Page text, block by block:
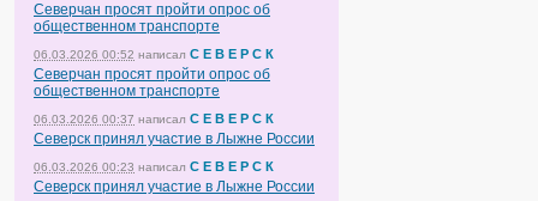
Северчан просят пройти опрос об
общественном транспорте
06.03.2026 00:52 написал С Е В Е Р С К
Северчан просят пройти опрос об
общественном транспорте
06.03.2026 00:37 написал С Е В Е Р С К
Северск принял участие в Лыжне России
06.03.2026 00:23 написал С Е В Е Р С К
Северск принял участие в Лыжне России